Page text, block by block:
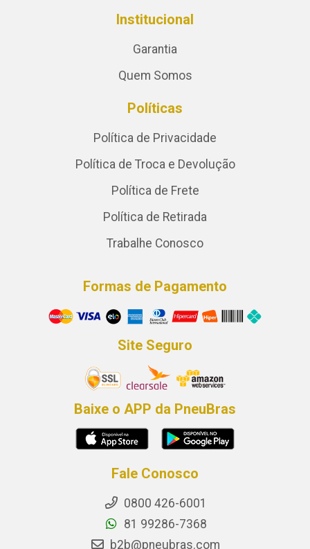
Institucional
Garantia
Quem Somos
Políticas
Política de Privacidade
Política de Troca e Devolução
Política de Frete
Política de Retirada
Trabalhe Conosco
Formas de Pagamento
Site Seguro
Baixe o APP da PneuBras
Fale Conosco
0800 426-6001
81 99286-7368
b2b@pneubras.com